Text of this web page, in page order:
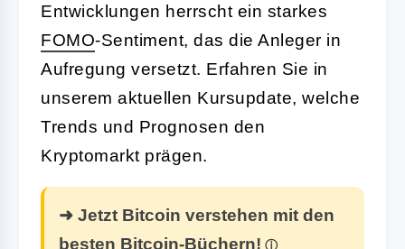
Entwicklungen herrscht ein starkes
FOMO-Sentiment, das die Anleger in
Aufregung versetzt. Erfahren Sie in
unserem aktuellen Kursupdate, welche
Trends und Prognosen den
Kryptomarkt prägen.
➜ Jetzt Bitcoin verstehen mit den
besten Bitcoin-Büchern!